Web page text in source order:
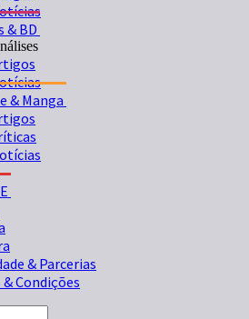
& BD
& Manga
& Parcerias
Condições